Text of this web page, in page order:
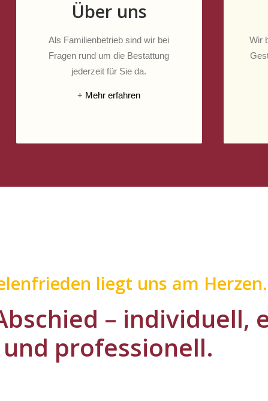
Über uns
Als Familienbetrieb sind wir bei
Fragen rund um die Bestattung
jederzeit für Sie da.
+ Mehr erfahren
Wir
liegt uns am Herzen.
– individuell,
und professionell.